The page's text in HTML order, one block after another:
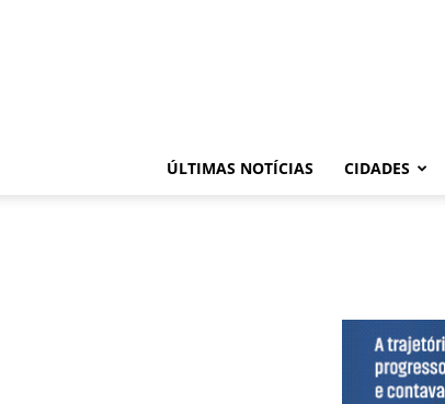
ÚLTIMAS NOTÍCIAS CIDADES